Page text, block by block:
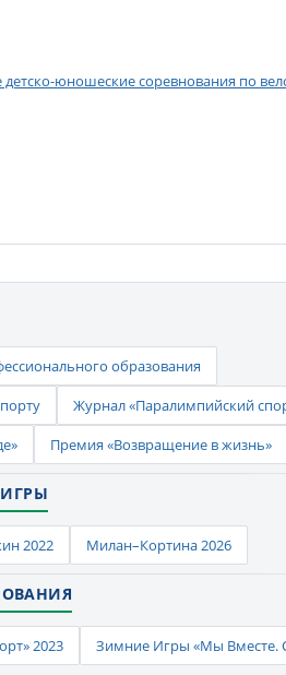
детско-юношеские соревнования по
образования
Журнал «Паралимпийский
Премия «Возвращение в жизнь»
2022 Милан–Кортина 2026
2023 Зимние Игры «Мы Вместе.